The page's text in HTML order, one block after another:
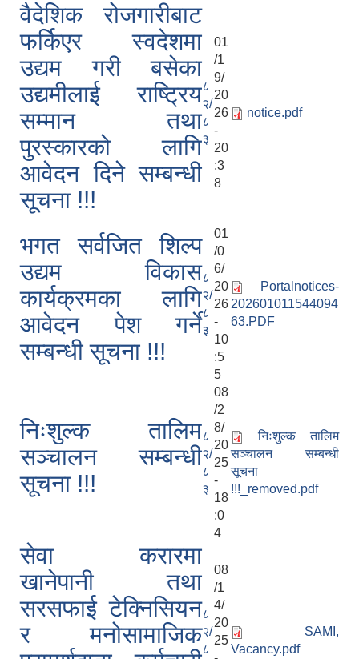
वैदेशिक रोजगारीबाट
फर्किएर स्वदेशमा
उद्यम गरी बसेका
उद्यमीलाई राष्ट्रिय
सम्मान तथा
पुरस्कारको लागि
आवेदन दिने सम्बन्धी
सूचना !!!
८
२/
८
३
01
/1
9/
20
26
-
20
:3
8
notice.pdf
भगत सर्वजित शिल्प
उद्यम विकास
कार्यक्रमका लागि
आवेदन पेश गर्ने
सम्बन्धी सूचना !!!
८
२/
८
३
01
/0
6/
20
26
-
10
:5
5
Portalnotices-
202601011544094
63.PDF
निःशुल्क तालिम
सञ्चालन सम्बन्धी
सूचना !!!
८
२/
८
३
08
/2
8/
20
25
-
18
:0
4
निःशुल्क तालिम
सञ्चालन सम्बन्धी
सूचना
!!!_removed.pdf
सेवा करारमा
खानेपानी तथा
सरसफाई टेक्निसियन
र मनोसामाजिक
८
२/
८
08
/1
4/
20
25
SAMI,
Vacancy.pdf